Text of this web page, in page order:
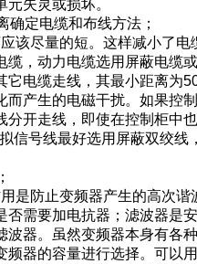
失灵或损坏。
确定电缆和布线方法；
该尽量的短。这样减小了电
缆，动力电缆选用屏蔽电缆
它电缆走线，其最小距离
而产生的电磁干扰。如果控
开走线，即使在控制柜中也
信号线最好选用屏蔽双绞
是防止变频器产生的高次
否需要加电抗器；滤波器是
波器。虽然变频器本身有各
频器的容量进行选择。可以